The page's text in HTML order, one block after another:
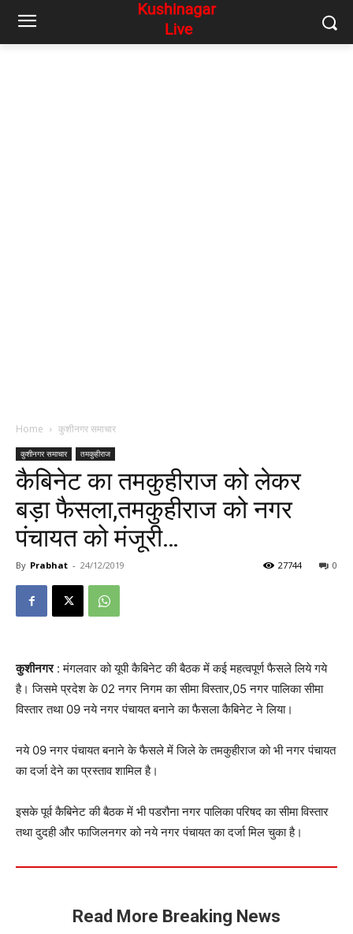
Home कुशीनगर समाचार
कुशीनगर समाचार तमकुहीराज
कैबिनेट का तमकुहीराज को लेकर
बड़ा फैसला,तमकुहीराज को नगर
पंचायत को मंजूरी…
By Prabhat - 24/12/2019 0
27744
कुशीनगर: मंगलवार को यूपी कैबिनेट की बैठक में कई महत्वपूर्ण फैसले लिये गये
है। जिसमे प्रदेश के 02 नगर निगम का सीमा विस्तार,05 नगर पालिका सीमा
विस्तार तथा 09 नये नगर पंचायत बनाने का फैसला कैबिनेट ने लिया।
नये 09 नगर पंचायत बनाने के फैसले में जिले के तमकुहीराज को भी नगर पंचायत
का दर्जा देने का प्रस्ताव शामिल है।
इसके पूर्व कैबिनेट की बैठक में भी पडरौना नगर पालिका परिषद का सीमा विस्तार
तथा दुदही और फाजिलनगर को नये नगर पंचायत का दर्जा मिल चुका है।
Read More Breaking News